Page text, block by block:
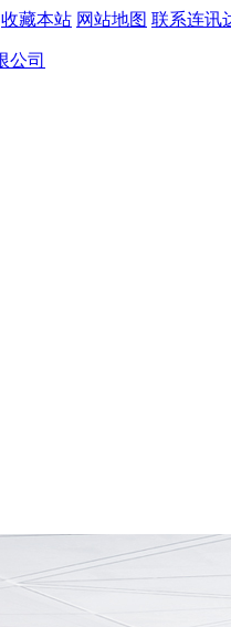
收藏本站 网站地图 联系连讯